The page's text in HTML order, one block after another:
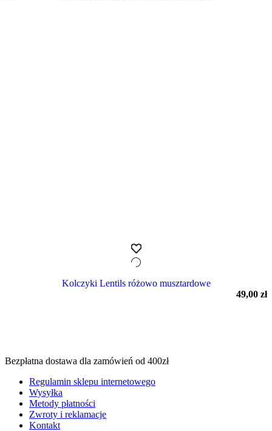
Kolczyki Lentils różowo musztardowe
49,00 zł
Bezpłatna dostawa dla zamówień od 400zł
Regulamin sklepu internetowego
Wysyłka
Metody płatności
Zwroty i reklamacje
Kontakt